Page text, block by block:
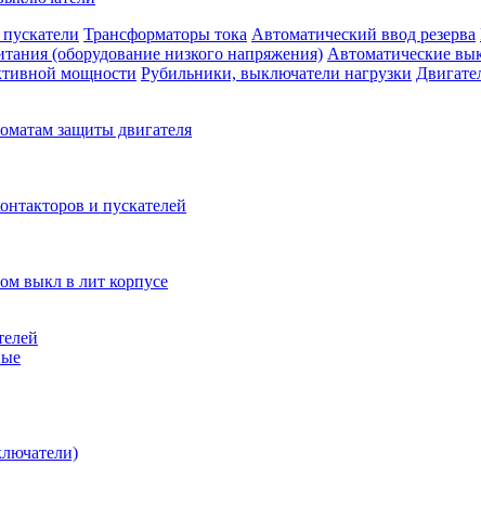
Трансформаторы тока Автоматический ввод резерва
(оборудование низкого напряжения) Автоматические
мощности Рубильники, выключатели нагрузки
защиты двигателя
и пускателей
выкл в лит корпусе